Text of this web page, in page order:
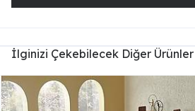
İlginizi Çekebilecek Diğer Ürünler